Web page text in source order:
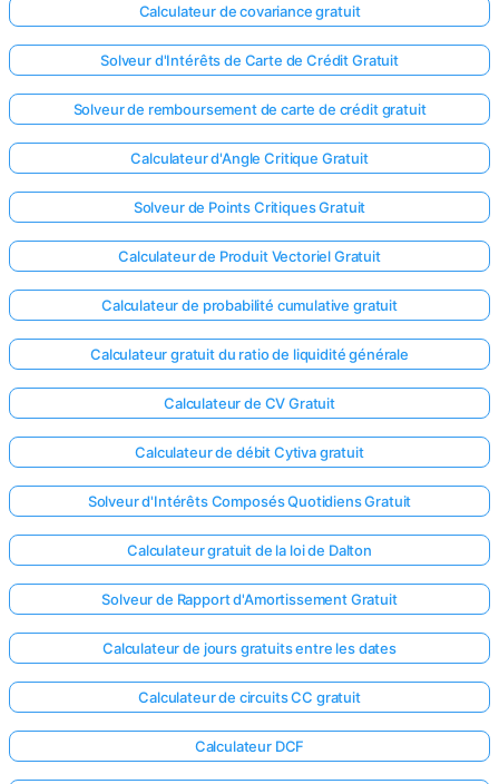
Calculateur de covariance gratuit
Solveur d'Intérêts de Carte de Crédit Gratuit
Solveur de remboursement de carte de crédit gratuit
Calculateur d'Angle Critique Gratuit
Solveur de Points Critiques Gratuit
Calculateur de Produit Vectoriel Gratuit
Calculateur de probabilité cumulative gratuit
Calculateur gratuit du ratio de liquidité générale
Calculateur de CV Gratuit
Calculateur de débit Cytiva gratuit
Solveur d'Intérêts Composés Quotidiens Gratuit
Calculateur gratuit de la loi de Dalton
Solveur de Rapport d'Amortissement Gratuit
Calculateur de jours gratuits entre les dates
Calculateur de circuits CC gratuit
Calculateur DCF